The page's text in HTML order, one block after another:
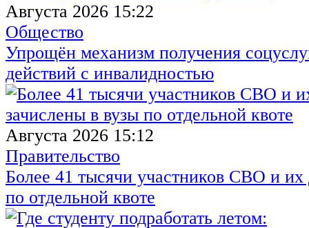
Августа 2026 15:22
Общество
Упрощён механизм получения
действий с инвалидностью
Августа 2026 15:12
Правительство
Более 41 тысячи участников СВО и их
по отдельной квоте